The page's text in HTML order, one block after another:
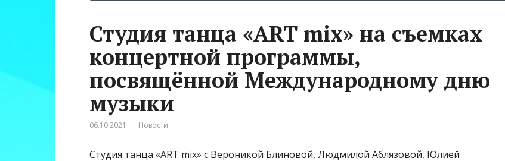
Студия танца «ART mix» на съемках
концертной программы,
посвящённой Международному дню
музыки
06.10.2021 Новости
Студия танца «ART mix» с Вероникой Блиновой, Людмилой Аблязовой, Юлией